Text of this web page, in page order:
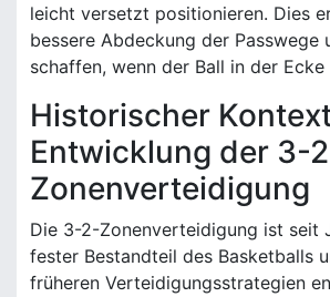
leicht versetzt positionieren. Dies
bessere Abdeckung der Passwege
schaffen, wenn der Ball in der Ecke
Historischer
Entwicklung der 3-
Zonenverteidigung
Die 3-2-Zonenverteidigung ist seit
fester Bestandteil des Basketballs
früheren Verteidigungsstrategien